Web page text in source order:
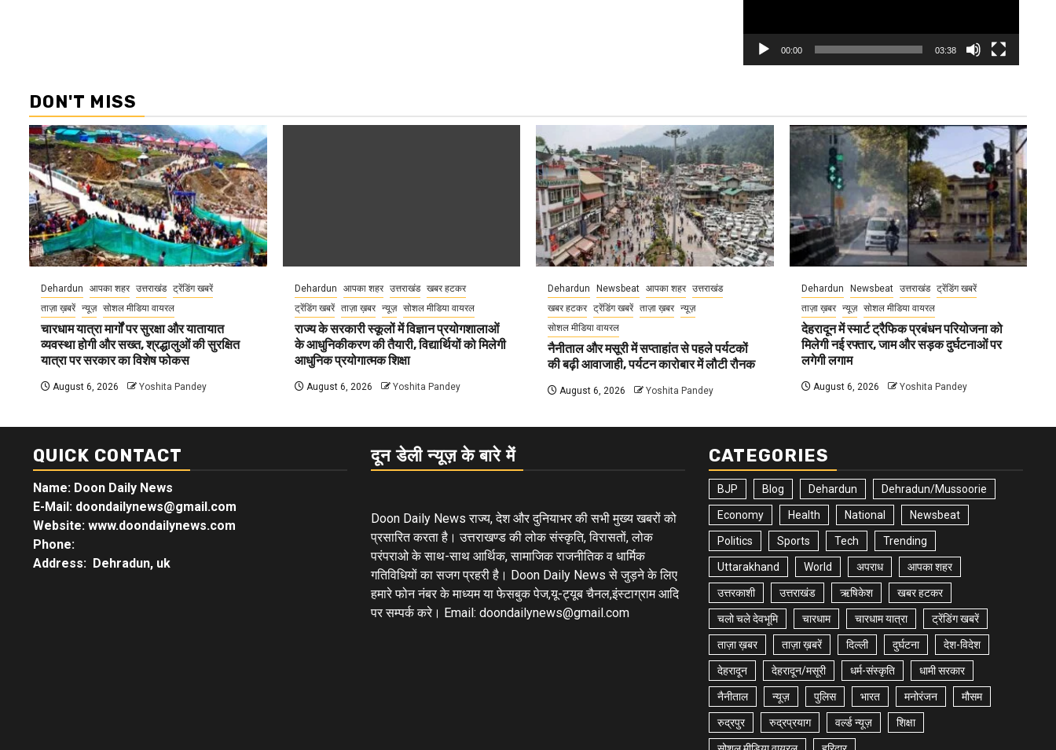
00:00 03:38
DON'T MISS
Dehardun आपका शहर उत्तराखंड ट्रेंडिंग खबरें
ताज़ा ख़बरें न्यूज़ सोशल मीडिया वायरल
चारधाम यात्रा मार्गों पर सुरक्षा और यातायात
व्यवस्था होगी और सख्त, श्रद्धालुओं की सुरक्षित
यात्रा पर सरकार का विशेष फोकस
August 6, 2026 Yoshita Pandey
Dehardun आपका शहर उत्तराखंड
खबर हटकर
ट्रेंडिंग खबरें
ताज़ा ख़बर न्यूज़ सोशल मीडिया वायरल
राज्य के सरकारी स्कूलों में विज्ञान प्रयोगशालाओं
के आधुनिकीकरण की तैयारी, विद्यार्थियों को मिलेगी
आधुनिक प्रयोगात्मक शिक्षा
August 6, 2026 Yoshita Pandey
Dehardun Newsbeat आपका शहर उत्तराखंड
खबर हटकर ट्रेंडिंग खबरें ताज़ा ख़बर न्यूज़
सोशल मीडिया वायरल
नैनीताल और मसूरी में सप्ताहांत से पहले पर्यटकों
की बढ़ी आवाजाही, पर्यटन कारोबार में लौटी रौनक
August 6, 2026 Yoshita Pandey
Dehardun Newsbeat उत्तराखंड
ट्रेंडिंग खबरें
ताज़ा ख़बर
न्यूज़ सोशल मीडिया वायरल
देहरादून में स्मार्ट ट्रैफिक प्रबंधन परियोजना को
मिलेगी नई रफ्तार, जाम और सड़क दुर्घटनाओं पर
लगेगी लगाम
August 6, 2026 Yoshita Pandey
QUICK CONTACT
Name: Doon Daily News
E-Mail: doondailynews@gmail.com
Website: www.doondailynews.com
Phone:
Address: Dehradun, uk
दून डेली न्यूज़ के बारे में
Doon Daily News राज्य, देश और दुनियाभर की सभी मुख्य खबरों को
प्रसारित करता है। उत्तराखण्ड की लोक संस्कृति, विरासतों, लोक
परंपराओ के साथ-साथ आर्थिक, सामाजिक राजनीतिक व धार्मिक
गतिविधियों का सजग प्रहरी है। Doon Daily News से जुड़ने के लिए
हमारे फोन नंबर के माध्यम या फेसबुक पेज,यू-ट्यूब चैनल,इंस्टाग्राम आदि
पर सम्पर्क करे। Email: doondailynews@gmail.com
CATEGORIES
BJP Blog Dehardun Dehradun/Mussoorie
Economy Health National Newsbeat
Politics Sports Tech Trending
Uttarakhand World अपराध आपका शहर
उत्तरकाशी उत्तराखंड ऋषिकेश खबर हटकर
चलो चले देवभूमि चारधाम चारधाम यात्रा ट्रेंडिंग खबरें
ताज़ा ख़बर ताज़ा ख़बरें दिल्ली दुर्घटना देश-विदेश
देहरादून देहरादून/मसूरी धर्म-संस्कृति धामी सरकार
नैनीताल न्यूज़ पुलिस भारत मनोरंजन मौसम
रुद्रपुर रुद्रप्रयाग वर्ल्ड न्यूज़ शिक्षा